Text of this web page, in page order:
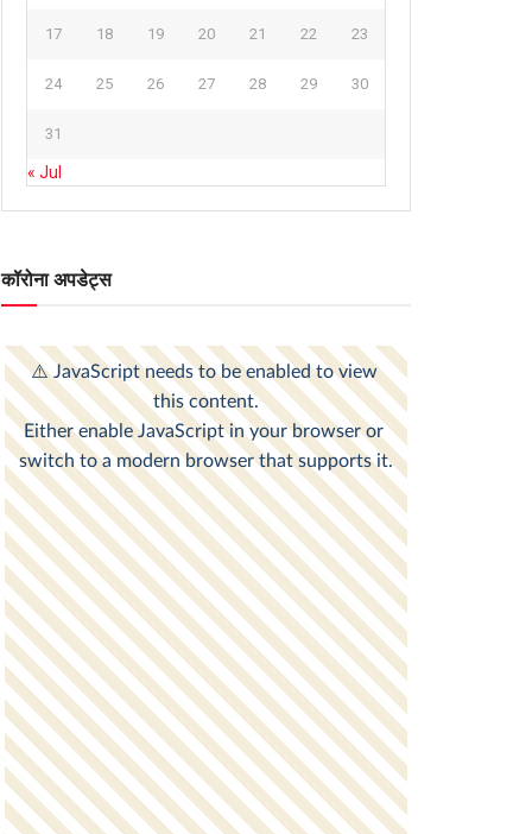
17 18 19 20 21 22 23
24 25 26 27 28 29 30
31
« Jul
कॉरोना अपडेट्स